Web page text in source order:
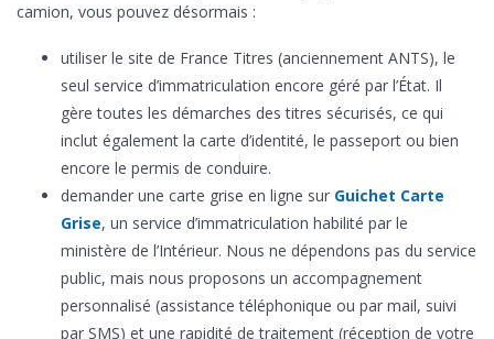
camion, vous pouvez désormais :
utiliser le site de France Titres (anciennement ANTS), le
seul service d’immatriculation encore géré par l’État. Il
gère toutes les démarches des titres sécurisés, ce qui
inclut également la carte d’identité, le passeport ou bien
encore le permis de conduire.
demander une carte grise en ligne sur Guichet Carte
Grise, un service d’immatriculation habilité par le
ministère de l’Intérieur. Nous ne dépendons pas du service
public, mais nous proposons un accompagnement
personnalisé (assistance téléphonique ou par mail, suivi
par SMS) et une rapidité de traitement (réception de votre